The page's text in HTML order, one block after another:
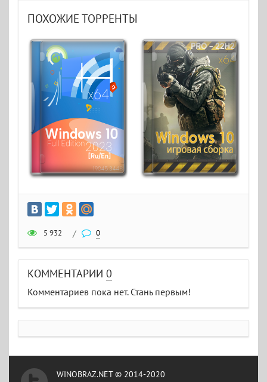
ПОХОЖИЕ ТОРРЕНТЫ
5 932 / 0
КОММЕНТАРИИ 0
Комментариев пока нет. Стань первым!
WINOBRAZ.NET © 2014-2020